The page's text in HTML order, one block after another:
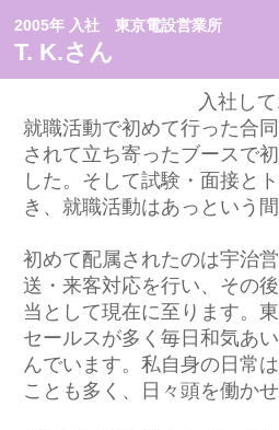
2005年 入社 東京電設営業所
T. K.さん
入社し
就職活動で初めて行った合
されて立ち寄ったブースで
した。そして試験・面接と
き、就職活動はあっという
初めて配属されたのは宇治
送・来客対応を行い、その
当として現在に至ります。
セールスが多く毎日和気あ
んでいます。私自身の日常
ことも多く、日々頭を働か